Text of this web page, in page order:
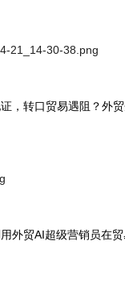
，转口贸易遇阻？外
外贸AI超级营销员在